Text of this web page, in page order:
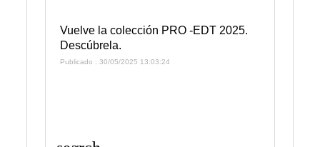
Vuelve la colección PRO -EDT 2025.
Descúbrela.
Publicado : 30/05/2025 13:03:24